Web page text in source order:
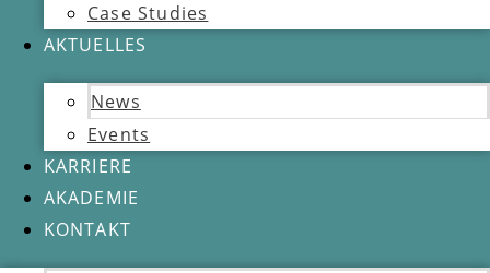
Case Studies
AKTUELLES
News
Events
KARRIERE
AKADEMIE
KONTAKT